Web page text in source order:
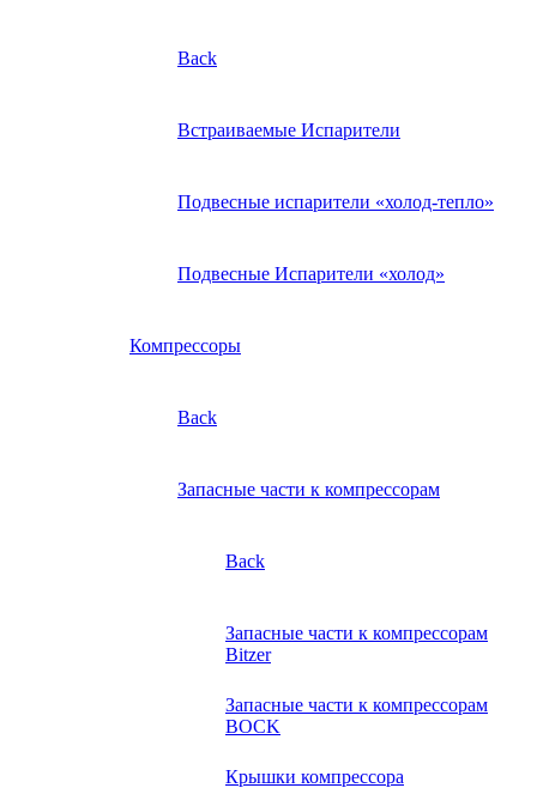
Back
Встраиваемые Испарители
Подвесные испарители «холод-тепло»
Подвесные Испарители «холод»
Компрессоры
Back
Запасные части к компрессорам
Back
Запасные части к компрессорам
Bitzer
Запасные части к компрессорам
BOCK
Крышки компрессора